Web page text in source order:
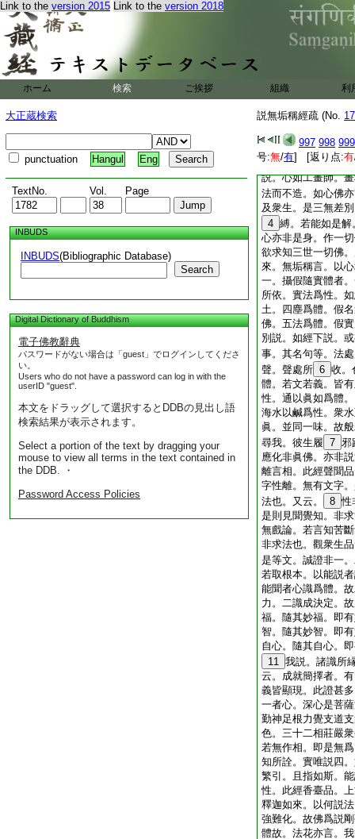
Link to the version 2015 Link to the version 2018
ホーム 検索 ご挨拶 組織 利
大正蔵検索
punctuation Hangul Eng
TextNo. Vol. Page
INBUDS
INBUDS(Bibliographic Database)
Search
Digital Dictionary of Buddhism
電子佛教辭典
パスワードがない場合は「guest」でログインしてくださ
い。
Users who do not have a password can log in with the
userID "guest".
本文をドラッグして選択するとDDBの見出し語
検索結果が表示されます。
Select a portion of the text by dragging your
mouse to view all terms in the text contained in
the DDB. ・
Password Access Policies
説無垢稱經疏 (No.
997 998 999
号:無/有] [返り点:有
諸聖所説聲。成唯
二無礙解。境有差
依世俗。聲等爲體
有四。一攝相歸性
若言。一切有情。
者。是如來藏。若
涅槃。是故如來藏
稱言。一切有情皆
從無住 1 本立一切
餘 2
歸識體者。一
説。心如工畫師。
法而不造。如心佛
及衆生。是三無差
4 縛。若能如是
心亦非是身。作一
欲求知三世一切佛
來。無垢稱言。以
一。攝假隨實體者
所依。實法爲性。
土。四塵爲體。假
佛。五法爲體。假
別説。如經下説。
事。其名句等。法
聲。聲處所 6 收。
體。若文若義。皆
性。通以眞如爲體
海水以鹹爲性。衆
眞。並同一味。故
尋我。彼生履 7 邪
應化非眞佛。亦非
離言相。此經聲聞
字性離。無有文字
法也。又云。
8 性
是則見聞覺知。非
無戲論。若言知苦
非求法也。觀衆生
是等文。誠證非一
若取根本。以能説
能聞者心識爲體。
力。二識成決定。
福。隨其妙福。即
智。隨其妙智。即
自心。隨其自心。
11 我説。諸識所
云。成就簡擇者。
義皆顯現。此證甚
一者心。深心是菩
勤神足根力覺支道
色。三十二相莊嚴
若無作相。即是無
知所詮。實唯説四
繁引。且指如斯。
性。此經香臺品。
釋迦如來。以何説
強難化。故佛爲説
體故。法花亦言。